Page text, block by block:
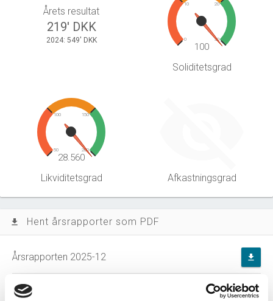
Årets resultat
219' DKK
2024: 549' DKK 0
10 20
30
100
Soliditetsgrad
50
100 150
200
28.560
Likviditetsgrad Afkastningsgrad
file_download Hent årsrapporter som PDF
Årsrapporten 2025-12 file_download
Årsrapporten 2024-12 file_download